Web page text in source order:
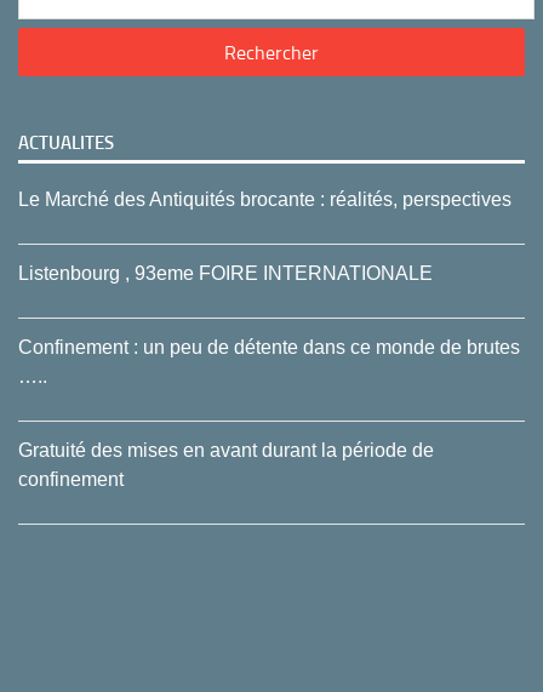
ACTUALITES
Le Marché des Antiquités brocante : réalités, perspectives
Listenbourg , 93eme FOIRE INTERNATIONALE
Confinement : un peu de détente dans ce monde de brutes
…..
Gratuité des mises en avant durant la période de
confinement